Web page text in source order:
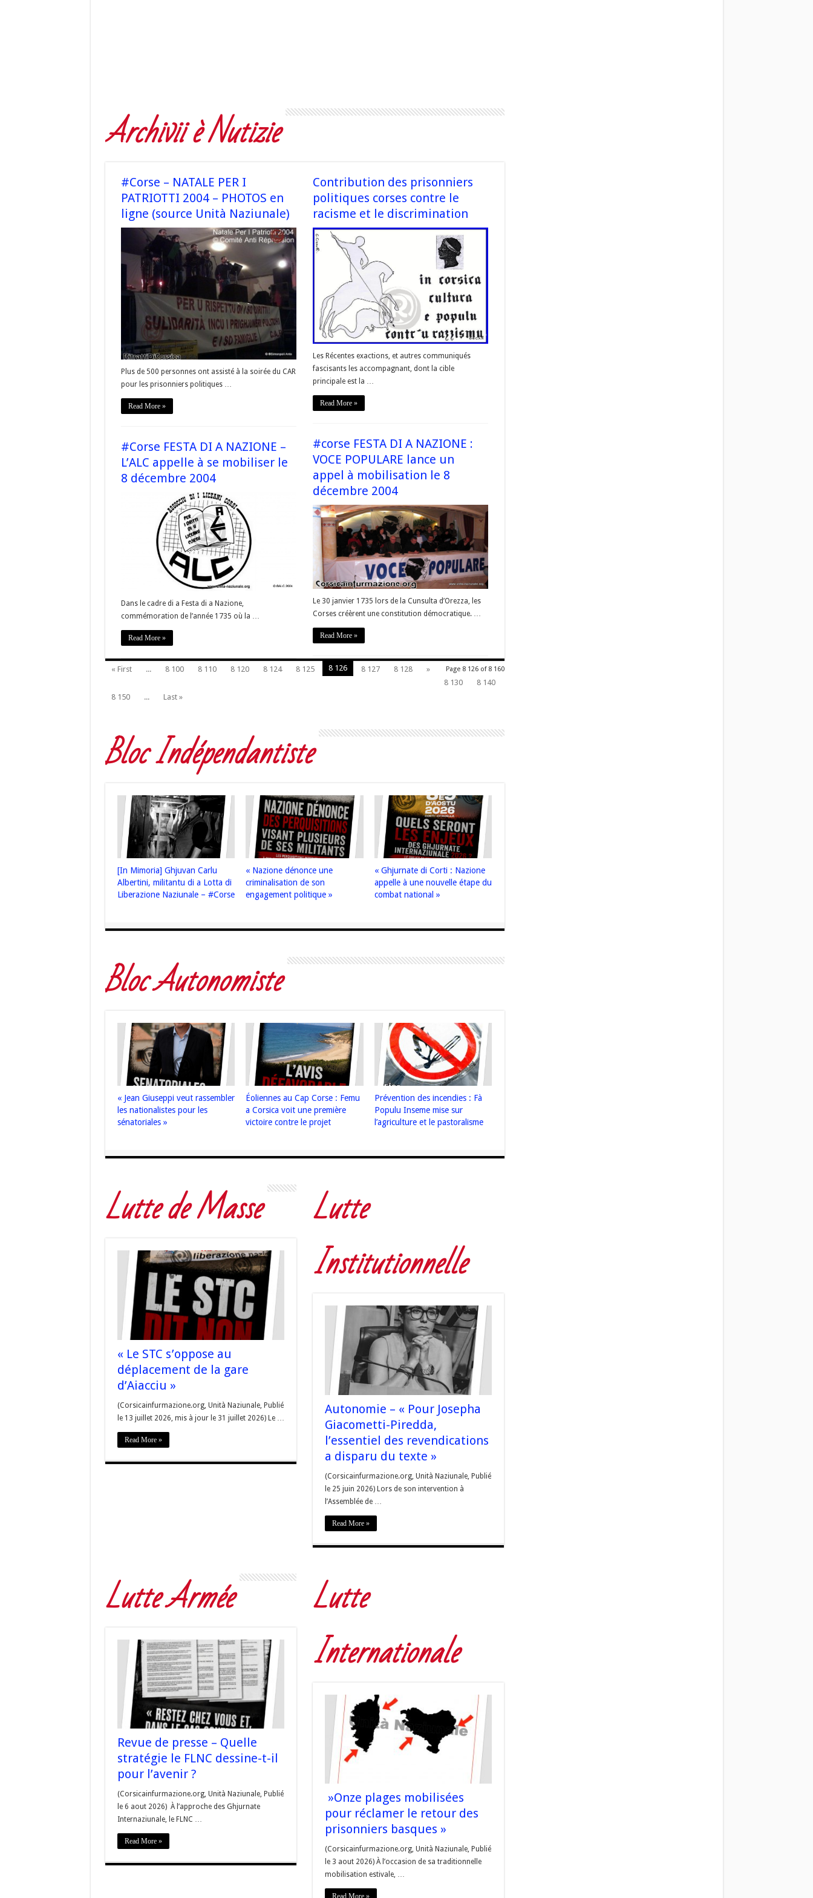
Archivii è Nutizie
#Corse – NATALE PER I
PATRIOTTI 2004 – PHOTOS en
ligne (source Unità Naziunale)
Plus de 500 personnes ont assisté à la soirée du CAR
pour les prisonniers politiques …
Read More »
Contribution des prisonniers
politiques corses contre le
racisme et le discrimination
Les Récentes exactions, et autres communiqués
fascisants les accompagnant, dont la cible
principale est la …
Read More »
#corse FESTA DI A NAZIONE :
VOCE POPULARE lance un
appel à mobilisation le 8
décembre 2004
Le 30 janvier 1735 lors de la Cunsulta d’Orezza, les
Corses créèrent une constitution démocratique. …
Read More »
#Corse FESTA DI A NAZIONE –
L’ALC appelle à se mobiliser le
8 décembre 2004
Dans le cadre di a Festa di a Nazione,
commémoration de l’année 1735 où la …
Read More »
Page 8 126 of 8 160
« First ... 8 100 8 110 8 120 8 124 8 125 8 126 8 127 8 128
»
8 130
8 140
8 150
... Last »
Bloc Indépendantiste
[In Mimoria] Ghjuvan Carlu
Albertini, militantu di a Lotta di
Liberazione Naziunale – #Corse
« Nazione dénonce une
criminalisation de son
engagement politique »
« Ghjurnate di Corti : Nazione
appelle à une nouvelle étape du
combat national »
Bloc Autonomiste
« Jean Giuseppi veut rassembler
les nationalistes pour les
sénatoriales »
Éoliennes au Cap Corse : Femu
a Corsica voit une première
victoire contre le projet
Prévention des incendies : Fà
Populu Inseme mise sur
l’agriculture et le pastoralisme
Lutte de Masse
« Le STC s’oppose au
déplacement de la gare
d’Aiacciu »
(Corsicainfurmazione.org, Unità Naziunale, Publié
le 13 juillet 2026, mis à jour le 31 juillet 2026) Le …
Read More »
Lutte
Institutionnelle
Autonomie – « Pour Josepha
Giacometti-Piredda,
l’essentiel des revendications
a disparu du texte »
(Corsicainfurmazione.org, Unità Naziunale, Publié
le 25 juin 2026) Lors de son intervention à
l’Assemblée de …
Read More »
Lutte Armée
Revue de presse – Quelle
stratégie le FLNC dessine-t-il
pour l’avenir ?
(Corsicainfurmazione.org, Unità Naziunale, Publié
le 6 aout 2026) À l’approche des Ghjurnate
Internaziunale, le FLNC …
Read More »
Lutte
Internationale
»Onze plages mobilisées
pour réclamer le retour des
prisonniers basques »
(Corsicainfurmazione.org, Unità Naziunale, Publié
le 3 aout 2026) À l’occasion de sa traditionnelle
mobilisation estivale, …
Read More »